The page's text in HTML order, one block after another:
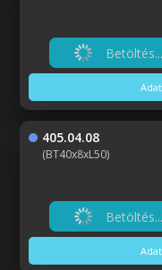
Betöltés...
405.04.08
(BT40x8xL50)
Betöltés...